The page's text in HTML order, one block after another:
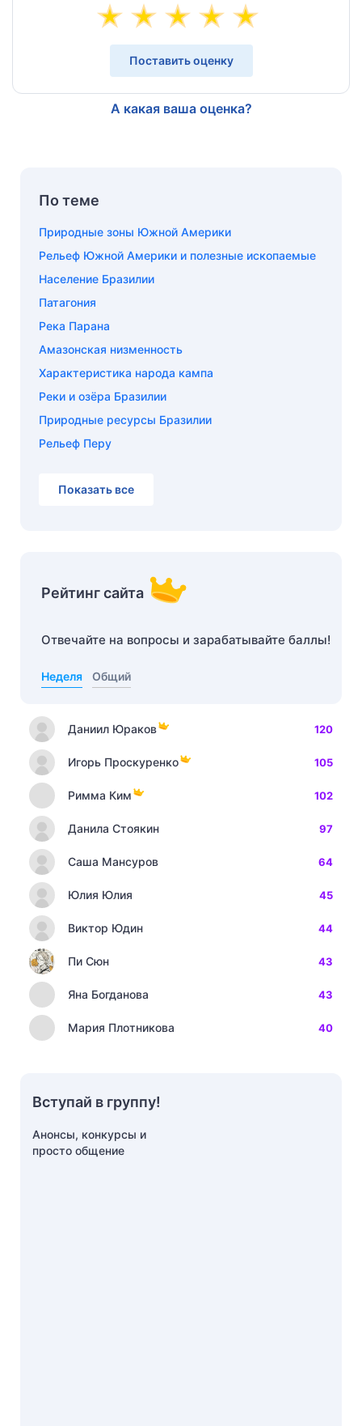
Поставить оценку
А какая ваша оценка?
По теме
Природные зоны Южной Америки
Рельеф Южной Америки и полезные ископаемые
Население Бразилии
Патагония
Река Парана
Амазонская низменность
Характеристика народа кампа
Реки и озёра Бразилии
Природные ресурсы Бразилии
Рельеф Перу
Показать все
Рейтинг сайта
Отвечайте на вопросы и зарабатывайте баллы!
Неделя Общий
Даниил Юраков 120
Игорь Проскуренко 105
Римма Ким 102
Данила Стоякин 97
Саша Мансуров 64
Юлия Юлия 45
Виктор Юдин 44
Пи Сюн 43
Яна Богданова 43
Мария Плотникова 40
Вступай в группу!
Анонсы, конкурсы и
просто общение